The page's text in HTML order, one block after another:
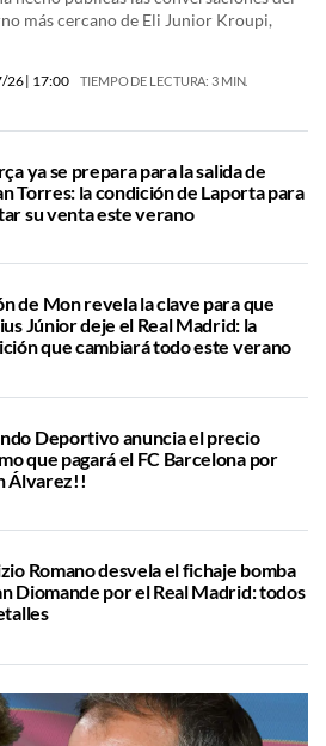
más cercano de Eli Junior Kroupi,
26| 17:00 TIEMPO DE LECTURA: 3 MIN.
ya se prepara para la salida de
Torres: la condición de Laporta para
su venta este verano
de Mon revela la clave para que
Júnior deje el Real Madrid: la
que cambiará todo este verano
Deportivo anuncia el precio
que pagará el FC Barcelona por
Álvarez!!
Romano desvela el fichaje bomba
Diomande por el Real Madrid: todos